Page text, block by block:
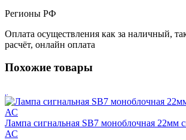
Регионы РФ
Оплата осуществления как за наличный,
расчёт, онлайн оплата
Похожие товары
Лампа сигнальная SB7 моноблочная 22мм
АС